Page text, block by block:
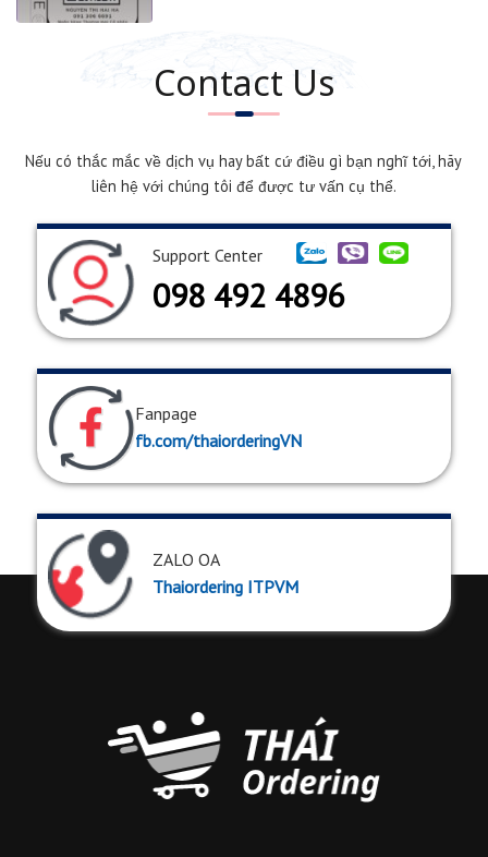
Contact Us
Nếu có thắc mắc về dịch vụ hay bất cứ điều gì bạn nghĩ tới, hãy
liên hệ với chúng tôi để được tư vấn cụ thể.
Support Center
098 492 4896
Fanpage
fb.com/thaiorderingVN
ZALO OA
Thaiordering ITPVM